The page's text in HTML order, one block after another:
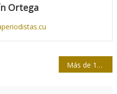
Ortega
Más de 140 mil niños han perdido a unos de sus padres o tutor por la Covid-19 en EE.UU.